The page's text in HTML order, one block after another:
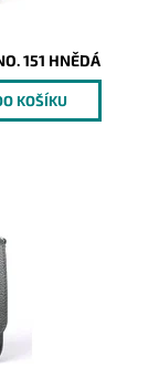
151 HNĚDÁ
střední
na